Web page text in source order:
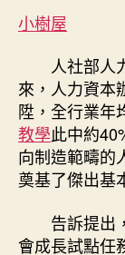
小樹屋
人社部人
來，人力資本
陞，全行業年
教學此中約
向制造範疇的
奠基了傑出基
告訴提出
會成長試點任